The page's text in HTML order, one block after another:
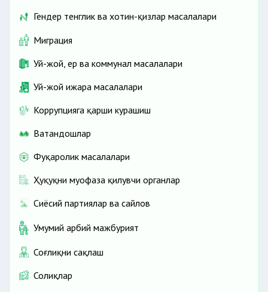
Гендер тенглик ва хотин-қизлар масалалари
Миграция
Уй-жой, ер ва коммунал масалалари
Уй-жой ижара масалалари
Коррупцияга қарши курашиш
Ватандошлар
Фуқаролик масалалари
Ҳуқуқни муҳофаза қилувчи органлар
Сиёсий партиялар ва сайлов
Умумий ҳарбий мажбурият
Соғлиқни сақлаш
Солиқлар